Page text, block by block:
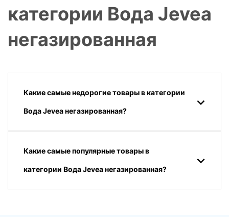
категории Вода Jevea
негазированная
Какие самые недорогие товары в категории
Вода Jevea негазированная?
Какие самые популярные товары в
категории Вода Jevea негазированная?